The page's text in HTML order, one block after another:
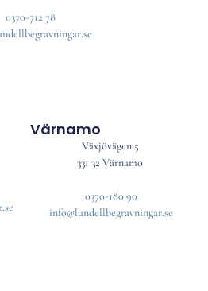
Värnamo
Växjövägen 5
331 32 Värnamo
0370-180 90
info@lundellbegravningar.se
0370-712 78